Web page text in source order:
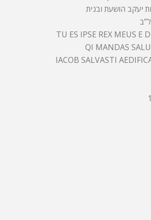
יעקב הושעת ובנית
TU ES IPSE REX MEUS E
QI MANDAS
IACOB SALVASTI